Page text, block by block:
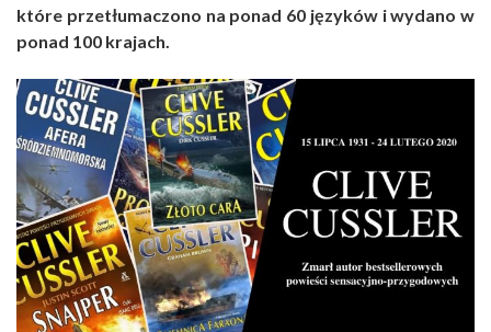
które przetłumaczono na ponad 60 języków i wydano w
ponad 100 krajach.